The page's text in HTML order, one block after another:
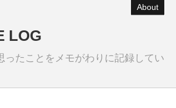
About
LOG
ったことをメモがわりに記録してい